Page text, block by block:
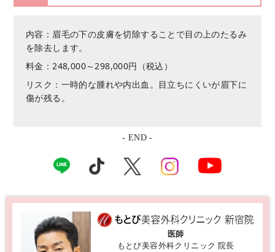
内容：眉毛の下の皮膚を切除することで目の上のたるみ
を除去します。
料金：248,000～298,000円（税込）
リスク：一時的な腫れや内出血。目立ちにくいが眉下に
傷が残る。
- END -
医師
もとび美容外科クリニック 院長